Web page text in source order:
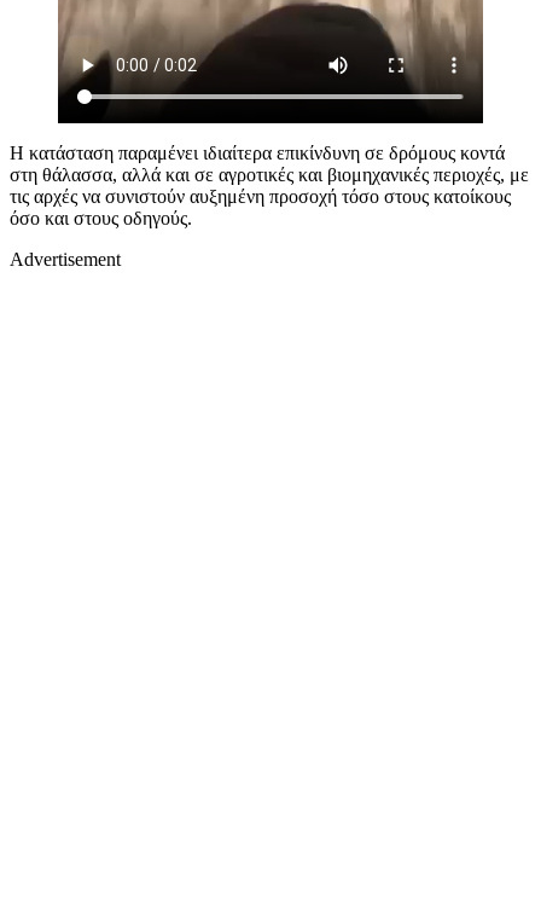
Η κατάσταση παραμένει ιδιαίτερα επικίνδυνη σε δρόμους κοντά
στη θάλασσα, αλλά και σε αγροτικές και βιομηχανικές περιοχές, με
τις αρχές να συνιστούν αυξημένη προσοχή τόσο στους κατοίκους
όσο και στους οδηγούς.
Advertisement